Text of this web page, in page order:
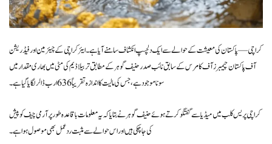
کراچی — پاکستان کی معیشت کے حوالے سے ایک دلچسپ انکشاف سامنے آیا ہے۔ ایئر کراچی کے چیئرمین اور فیڈریشن
آف پاکستان چیمبرز آف کامرس کے سابق نائب صدر حنیف گوہر کے مطابق تربیلا ڈیم کی مٹی میں بھاری مقدار میں
سونا موجود ہے، جس کی مالیت کا اندازہ تقریباً 636 ارب ڈالر لگایا گیا ہے۔
کراچی پریس کلب میں میڈیا سے گفتگو کرتے ہوئے حنیف گوہر نے بتایا کہ یہ معلومات باقاعدہ طور پر آرمی چیف کو پیش
کی جا چکی ہیں اور اس حوالے سے مثبت ردعمل بھی موصول ہوا ہے۔